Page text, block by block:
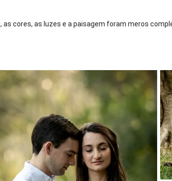
cores, as luzes e a paisagem foram meros